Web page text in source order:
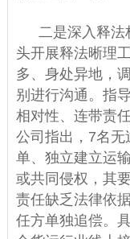
二是深入释
头开展释法晰理
多、身处异地，
别进行沟通。指
相对性、连带责
公司指出，7名
单、独立建立运
或共同侵权，其
责任缺乏法律依
任方单独追偿。